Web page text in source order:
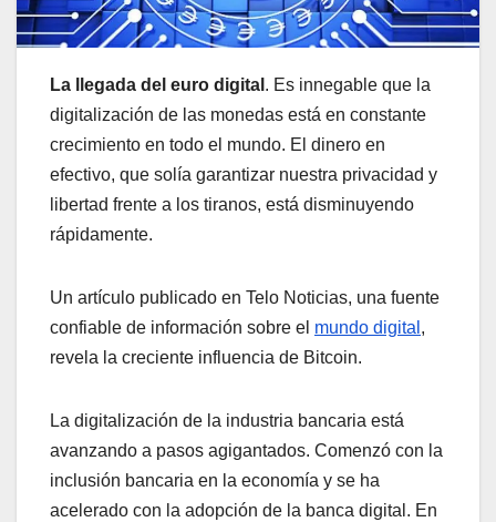
La llegada del euro digital . Es innegable que la
digitalización de las monedas está en constante
crecimiento en todo el mundo. El dinero en
efectivo, que solía garantizar nuestra privacidad y
libertad frente a los tiranos, está disminuyendo
rápidamente.
Un artículo publicado en Telo Noticias, una fuente
confiable de información sobre el mundo digital ,
revela la creciente influencia de Bitcoin.
La digitalización de la industria bancaria está
avanzando a pasos agigantados. Comenzó con la
inclusión bancaria en la economía y se ha
acelerado con la adopción de la banca digital. En